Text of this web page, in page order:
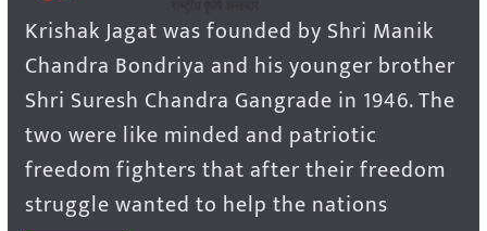
Krishak Jagat was founded by Shri Manik
Chandra Bondriya and his younger brother
Shri Suresh Chandra Gangrade in 1946. The
two were like minded and patriotic
freedom fighters that after their freedom
struggle wanted to help the nations